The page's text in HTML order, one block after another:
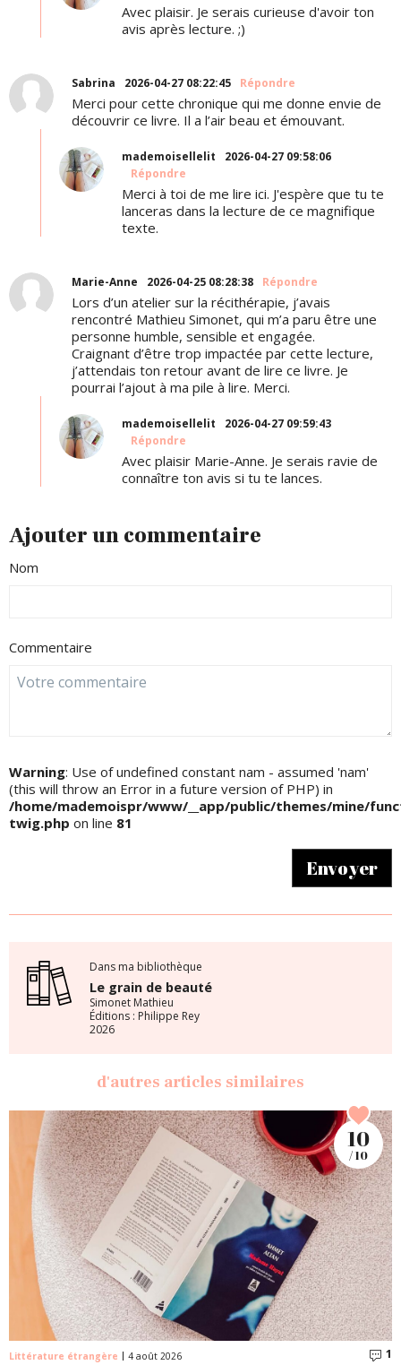
Avec plaisir. Je serais curieuse d'avoir ton
avis après lecture. ;)
Sabrina 2026-04-27 08:22:45 Répondre
Merci pour cette chronique qui me donne envie de
découvrir ce livre. Il a l’air beau et émouvant.
mademoisellelit
2026-04-27 09:58:06
Répondre
Merci à toi de me lire ici. J'espère que tu te
lanceras dans la lecture de ce magnifique
texte.
Marie-Anne 2026-04-25 08:28:38 Répondre
Lors d’un atelier sur la récithérapie, j’avais
rencontré Mathieu Simonet, qui m’a paru être une
personne humble, sensible et engagée.
Craignant d’être trop impactée par cette lecture,
j’attendais ton retour avant de lire ce livre. Je
pourrai l’ajout à ma pile à lire. Merci.
mademoisellelit
2026-04-27 09:59:43
Répondre
Avec plaisir Marie-Anne. Je serais ravie de
connaître ton avis si tu te lances.
Ajouter un commentaire
Nom
Commentaire
Warning: Use of undefined constant nam - assumed 'nam'
(this will throw an Error in a future version of PHP) in
/home/mademoispr/www/__app/public/themes/mine/
twig.php on line 81
Envoyer
Dans ma bibliothèque
Le grain de beauté
Simonet Mathieu
Éditions : Philippe Rey
2026
d'autres articles similaires
Littérature étrangère 4 août 2026 1
10
/ 10